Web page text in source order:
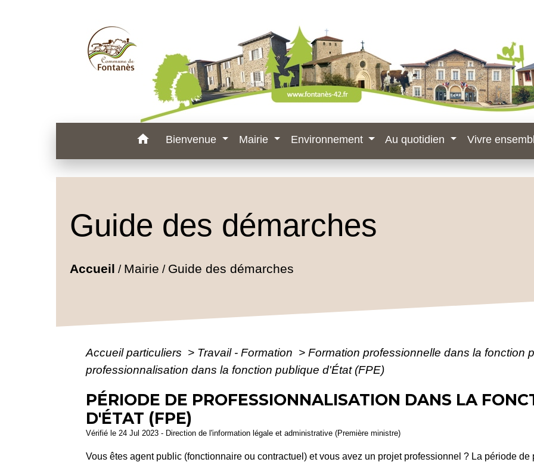
home Bienvenue Mairie Environnement Au quotidien Vivre
Guide des démarches
Accueil / Mairie / Guide des démarches
Accueil particuliers > Travail - Formation > Formation professionnelle dans la fonction
professionnalisation dans la fonction publique d'État (FPE)
PÉRIODE DE PROFESSIONNALISATION DANS LA
D'ÉTAT (FPE)
Vérifié le 24 Jul 2023 - Direction de l'information légale et administrative (Première ministre)
Vous êtes agent public (fonctionnaire ou contractuel) et vous avez un projet professionnel ? La période